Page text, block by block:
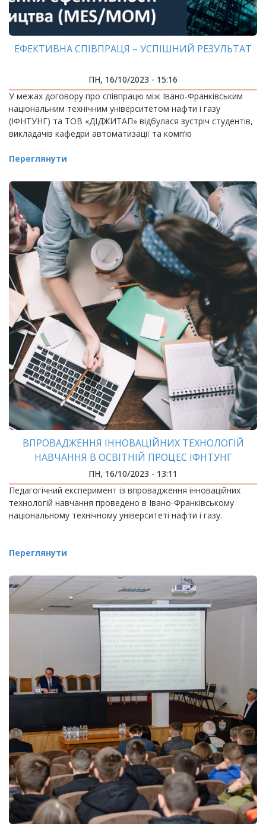
ЕФЕКТИВНА СПІВПРАЦЯ – УСПІШНИЙ РЕЗУЛЬТАТ
ПН, 16/10/2023 - 15:16
У межах договору про співпрацю між Івано-Франківським
національним технічним університетом нафти і газу
(ІФНТУНГ) та ТОВ «ДІДЖИТАП» відбулася зустріч студентів,
викладачів кафедри автоматизації та комп’ю
Переглянути
ВПРОВАДЖЕННЯ ІННОВАЦІЙНИХ ТЕХНОЛОГІЙ
НАВЧАННЯ В ОСВІТНІЙ ПРОЦЕС ІФНТУНГ
ПН, 16/10/2023 - 13:11
Педагогічний експеримент із впровадження інноваційних
технологій навчання проведено в Івано-Франківському
національному технічному університеті нафти і газу.
Переглянути